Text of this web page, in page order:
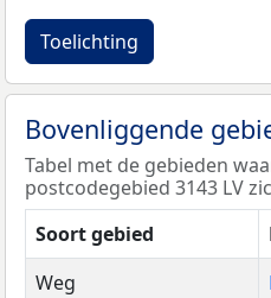
Toelichting
Bovenliggende
Tabel met de gebieden
postcodegebied 3143 LV
Soort gebied
Weg